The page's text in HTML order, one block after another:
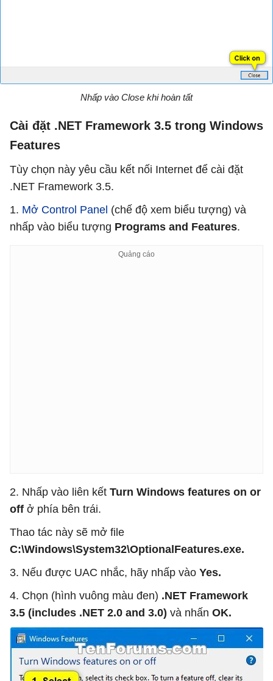
Nhấp vào Close khi hoàn tất
Cài đặt .NET Framework 3.5 trong Windows
Features
Tùy chọn này yêu cầu kết nối Internet để cài đặt
.NET Framework 3.5.
1. Mở Control Panel (chế độ xem biểu tượng) và
nhấp vào biểu tượng Programs and Features.
2. Nhấp vào liên kết Turn Windows features on or
off ở phía bên trái.
Thao tác này sẽ mở file
C:\Windows\System32\OptionalFeatures.exe.
3. Nếu được UAC nhắc, hãy nhấp vào Yes.
4. Chọn (hình vuông màu đen) .NET Framework
3.5 (includes .NET 2.0 and 3.0) và nhấn OK.